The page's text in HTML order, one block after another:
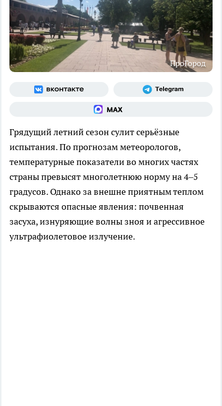
ПроГород
Грядущий летний сезон сулит серьёзные
испытания. По прогнозам метеорологов,
температурные показатели во многих частях
страны превысят многолетнюю норму на 4–5
градусов. Однако за внешне приятным теплом
скрываются опасные явления: почвенная
засуха, изнуряющие волны зноя и агрессивное
ультрафиолетовое излучение.